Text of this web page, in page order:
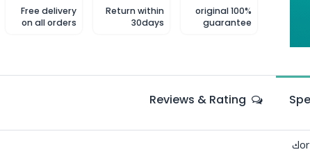
100% original
guarantee
Return within
30days
Free delivery
on all orders